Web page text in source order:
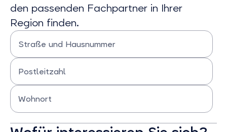
den passenden Fachpartner in Ihrer
Region finden.
Straße und Hausnummer
Bitte Straße und Hausnummer eingeben
Postleitzahl
Bitte Postleitzahl eingeben
Wohnort